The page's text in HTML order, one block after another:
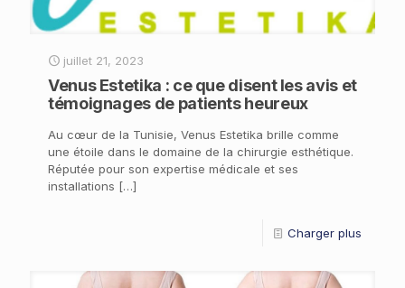
juillet 21, 2023
Venus Estetika : ce que disent les avis et
témoignages de patients heureux
Au cœur de la Tunisie, Venus Estetika brille comme
une étoile dans le domaine de la chirurgie esthétique.
Réputée pour son expertise médicale et ses
installations […]
Charger plus